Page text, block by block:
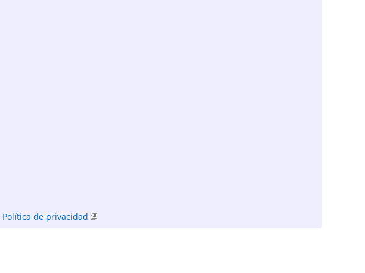
Política de privacidad